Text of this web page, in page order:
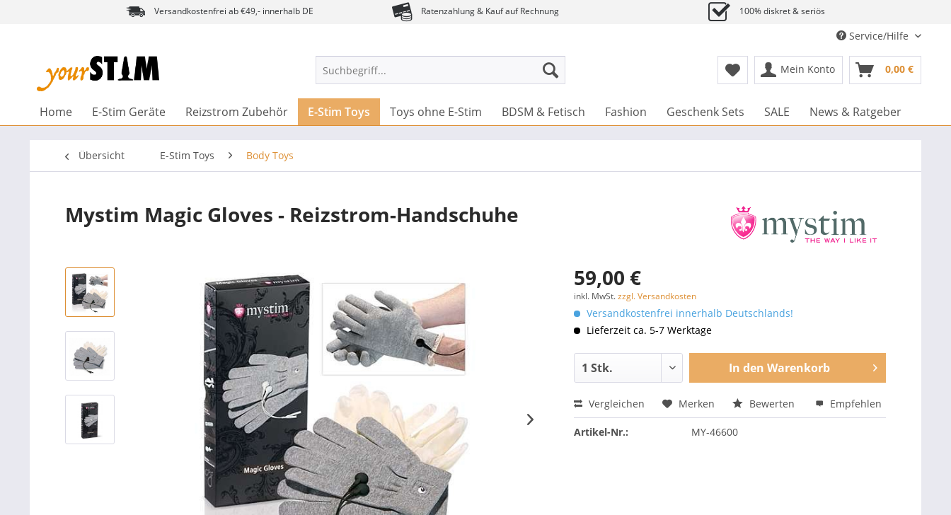
Versandkostenfrei ab €49,- innerhalb DE Ratenzahlung & Kauf auf Rechnung 100% diskret & seriös
Service/Hilfe
Mein Konto 0,00 €
Home E-Stim Geräte Reizstrom Zubehör E-Stim Toys Toys ohne E-Stim BDSM & Fetisch Fashion Geschenk Sets SALE News & Ratgeber
Übersicht E-Stim Toys Body Toys
Mystim Magic Gloves - Reizstrom-Handschuhe
59,00 €
inkl. MwSt.zzgl. Versandkosten
Versandkostenfrei innerhalb Deutschlands!
Lieferzeit ca. 5-7 Werktage
In den Warenkorb
Vergleichen Merken Bewerten Empfehlen
Artikel-Nr.: MY-46600